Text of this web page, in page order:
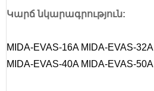
Կարճ նկարագրություն:
MIDA-EVAS-16A MIDA-EVAS-32A
MIDA-EVAS-40A MIDA-EVAS-50A